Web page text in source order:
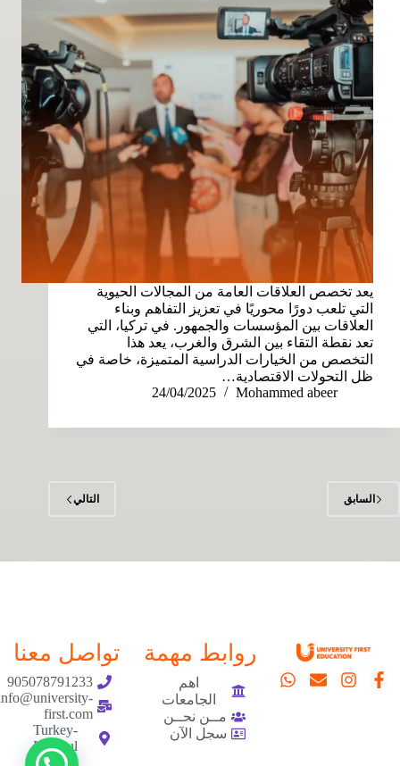
يعد تخصص العلاقات العامة من المجالات الحيوية
التي تلعب دورًا محوريًا في تعزيز التفاهم وبناء
العلاقات بين المؤسسات والجمهور. في تركيا، التي
تعد نقطة التقاء بين الشرق والغرب، يعد هذا
التخصص من الخيارات الدراسية المتميزة، خاصة في
ظل التحولات الاقتصادية…
Mohammed abeer
24/04/2025
السابق التالي
روابط مهمة
اهم
الجامعات
مــن نحــن
سجل الآن
تواصل معنا
905078791233
first.com
Turkey-
Istanbul